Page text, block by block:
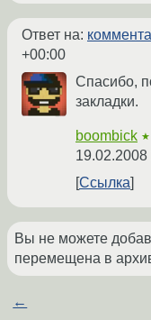
Ответ на:
+00:00
Спасибо,
закладки.
boombick
Ссылка
Вы не можете
перемещена в
←